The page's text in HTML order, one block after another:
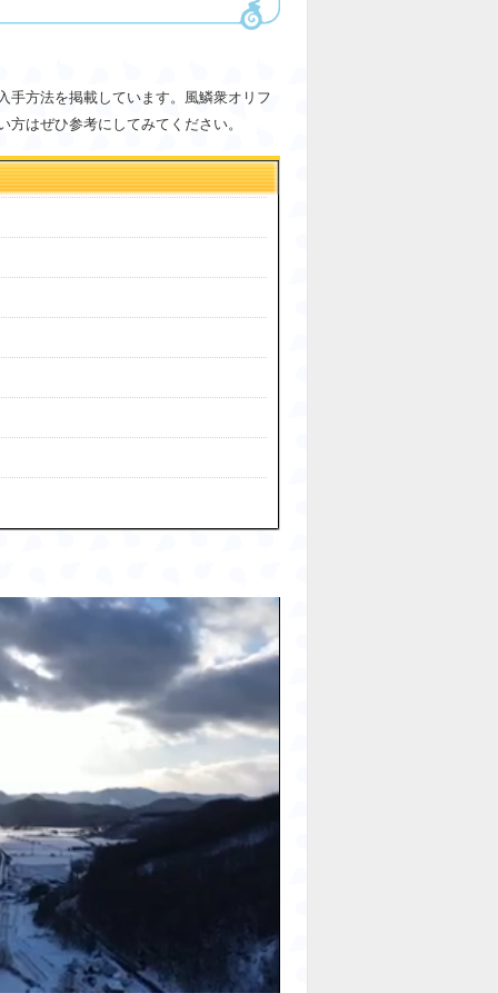
手方法を掲載しています。風鱗衆オリフ
はぜひ参考にしてみてください。